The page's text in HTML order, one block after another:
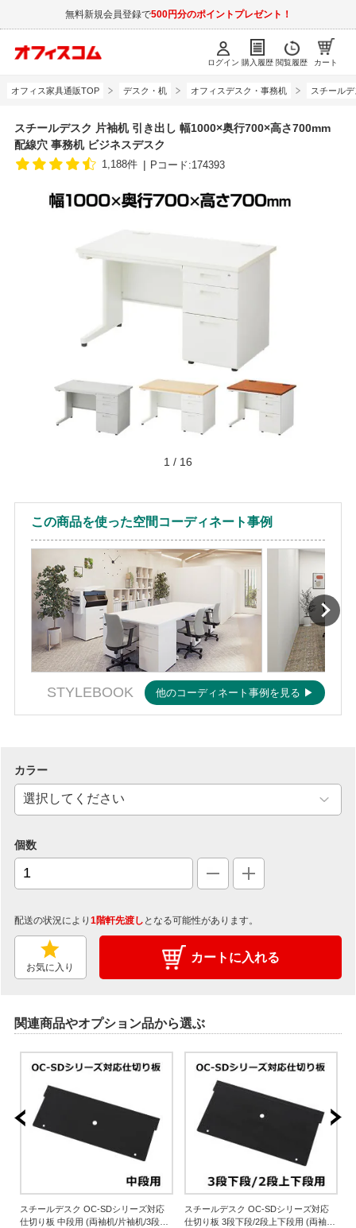
無料新規会員登録で500円分のポイントプレゼント！
ログイン 購入履歴 閲覧履歴 カート
オフィス家具通販TOP デスク・机 オフィスデスク・事務机 スチール
スチールデスク 片袖机 引き出し 幅1000×奥行700×高さ700mm
配線穴 事務机 ビジネスデスク
1,188件 Pコード:174393
1 / 16
この商品を使った空間コーディネート事例
STYLEBOOK 他のコーディネート事例を見る ▶
カラー
個数
配送の状況により 1階軒先渡し となる可能性があります。
お気に入り
カートに入れる
関連商品やオプション品から選ぶ
スチールデスク OC-SDシリーズ対応
仕切り板 中段用 (両袖机/片袖机/3段脇
スチールデスク OC-SDシリーズ対応
仕切り板 3段下段/2段上下段用 (両袖机/